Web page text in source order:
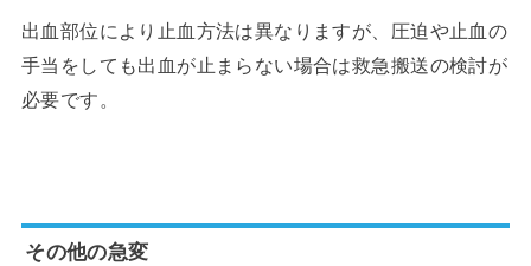
出血部位により止血方法は異なりますが、圧迫や止血の
手当をしても出血が止まらない場合は救急搬送の検討が
必要です。
その他の急変